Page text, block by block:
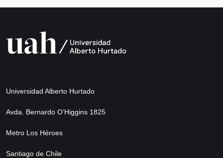
Universidad Alberto Hurtado
Avda. Bernardo O’Higgins 1825
Metro Los Héroes
Santiago de Chile